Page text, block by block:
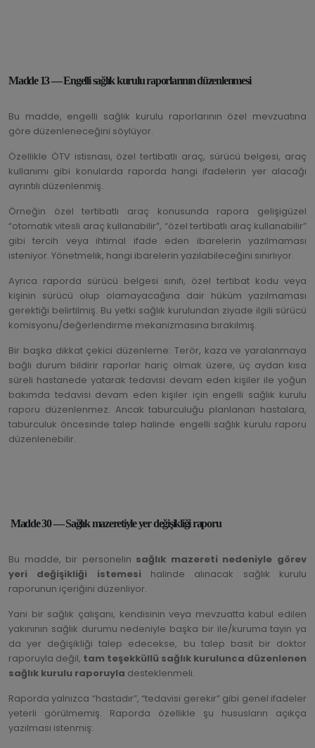
Madde 13 — Engelli sağlık kurulu raporlarının düzenlenmesi
Bu madde, engelli sağlık kurulu raporlarının özel mevzuatına
göre düzenleneceğini söylüyor.
Özellikle ÖTV istisnası, özel tertibatlı araç, sürücü belgesi, araç
kullanımı gibi konularda raporda hangi ifadelerin yer alacağı
ayrıntılı düzenlenmiş.
Örneğin özel tertibatlı araç konusunda rapora gelişigüzel
“otomatik vitesli araç kullanabilir”, “özel tertibatlı araç kullanabilir”
gibi tercih veya ihtimal ifade eden ibarelerin yazılmaması
isteniyor. Yönetmelik, hangi ibarelerin yazılabileceğini sınırlıyor.
Ayrıca raporda sürücü belgesi sınıfı, özel tertibat kodu veya
kişinin sürücü olup olamayacağına dair hüküm yazılmaması
gerektiği belirtilmiş. Bu yetki sağlık kurulundan ziyade ilgili sürücü
komisyonu/değerlendirme mekanizmasına bırakılmış.
Bir başka dikkat çekici düzenleme: Terör, kaza ve yaralanmaya
bağlı durum bildirir raporlar hariç olmak üzere, üç aydan kısa
süreli hastanede yatarak tedavisi devam eden kişiler ile yoğun
bakımda tedavisi devam eden kişiler için engelli sağlık kurulu
raporu düzenlenmez. Ancak taburculuğu planlanan hastalara,
taburculuk öncesinde talep halinde engelli sağlık kurulu raporu
düzenlenebilir.
Madde 30 — Sağlık mazeretiyle yer değişikliği raporu
Bu madde, bir personelin sağlık mazereti nedeniyle görev
yeri değişikliği istemesi halinde alınacak sağlık kurulu
raporunun içeriğini düzenliyor.
Yani bir sağlık çalışanı, kendisinin veya mevzuatta kabul edilen
yakınının sağlık durumu nedeniyle başka bir ile/kuruma tayin ya
da yer değişikliği talep edecekse, bu talep basit bir doktor
raporuyla değil, tam teşekküllü sağlık kurulunca düzenlenen
sağlık kurulu raporuyla desteklenmeli.
Raporda yalnızca “hastadır”, “tedavisi gerekir” gibi genel ifadeler
yeterli görülmemiş. Raporda özellikle şu hususların açıkça
yazılması istenmiş: